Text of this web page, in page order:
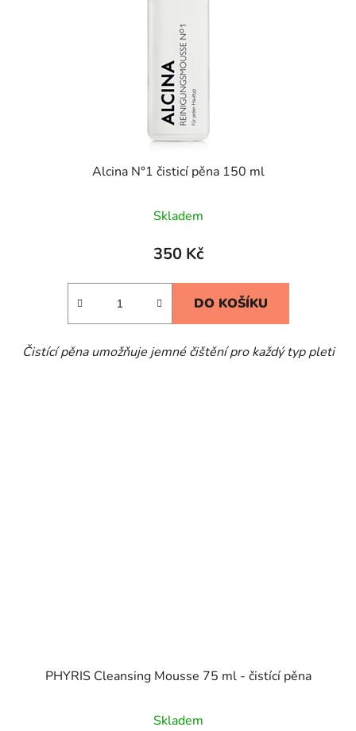
Alcina N°1 čisticí pěna 150 ml
Skladem
350 Kč
DO KOŠÍKU
Čistící pěna umožňuje jemné čištění pro každý typ pleti
PHYRIS Cleansing Mousse 75 ml - čistící pěna
Skladem